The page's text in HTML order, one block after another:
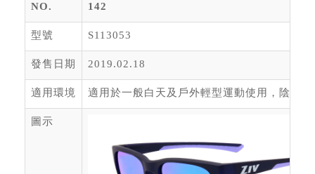
NO. 142
型號 S113053
發售日期 2019.02.18
適用環境 適用於一般白天及戶外輕型運動使用，陰天
圖示